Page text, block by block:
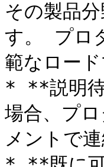
その製品
す。 プロ
範なロー
* **説明待
場合、プ
メントで連